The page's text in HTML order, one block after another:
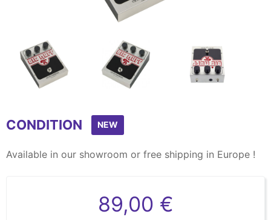
of
CONDITION NEW
Available in our showroom or free shipping in Europe !
89,00 €